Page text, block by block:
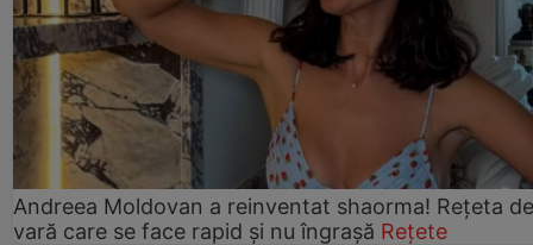
Andreea Moldovan a reinventat shaorma! Rețeta de
vară care se face rapid și nu îngrașă Rețete